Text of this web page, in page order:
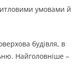
умовами й
будівля, в
Найголовніше –